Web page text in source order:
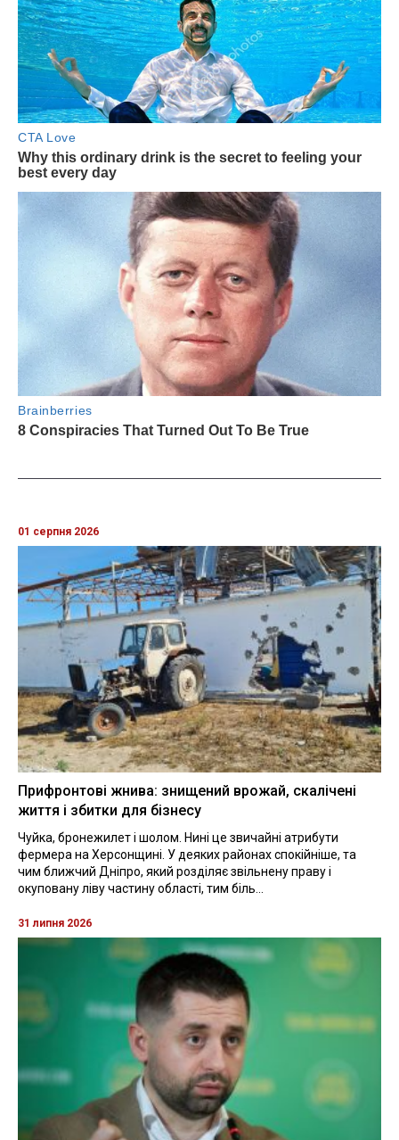
01 серпня 2026
Прифронтові жнива: знищений врожай, скалічені
життя і збитки для бізнесу
Чуйка, бронежилет і шолом. Нині це звичайні атрибути
фермера на Херсонщині. У деяких районах спокійніше, та
чим ближчий Дніпро, який розділяє звільнену праву і
окуповану ліву частину області, тим біль...
31 липня 2026